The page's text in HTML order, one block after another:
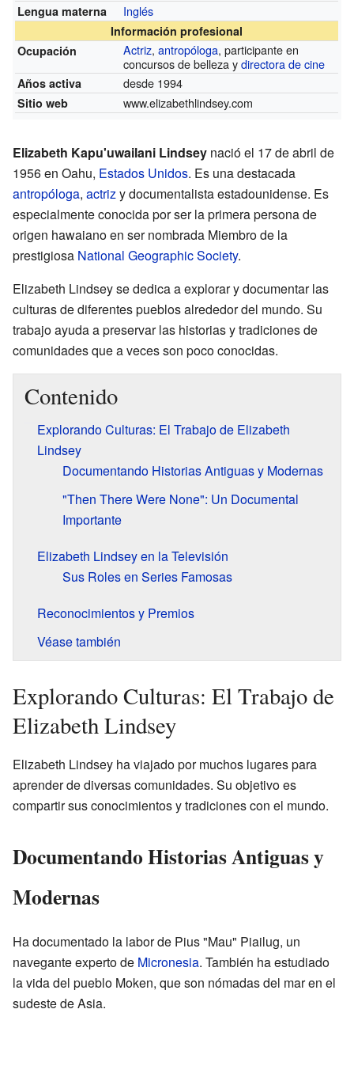
Lengua materna Inglés
Información profesional
Ocupación
Actriz,antropóloga, participante en
concursos de belleza ydirectora de cine
Años activa desde 1994
Sitio web www.elizabethlindsey.com
Elizabeth Kapu'uwailani Lindsey nació el 17 de abril de
1956 en Oahu, Estados Unidos. Es una destacada
antropóloga, actrizy documentalista estadounidense. Es
especialmente conocida por ser la primera persona de
origen hawaiano en ser nombrada Miembro de la
prestigiosa National Geographic Society.
Elizabeth Lindsey se dedica a explorar y documentar las
culturas de diferentes pueblos alrededor del mundo. Su
trabajo ayuda a preservar las historias y tradiciones de
comunidades que a veces son poco conocidas.
Contenido
Explorando Culturas: El Trabajo de Elizabeth
Lindsey
Documentando Historias Antiguas y Modernas
"Then There Were None": Un Documental
Importante
Elizabeth Lindsey en la Televisión
Sus Roles en Series Famosas
Reconocimientos y Premios
Véase también
Explorando Culturas: El Trabajo de
Elizabeth Lindsey
Elizabeth Lindsey ha viajado por muchos lugares para
aprender de diversas comunidades. Su objetivo es
compartir sus conocimientos y tradiciones con el mundo.
Documentando Historias Antiguas y
Modernas
Ha documentado la labor de Pius "Mau" Piailug, un
navegante experto de Micronesia. También ha estudiado
la vida del pueblo Moken, que son nómadas del mar en el
sudeste de Asia.